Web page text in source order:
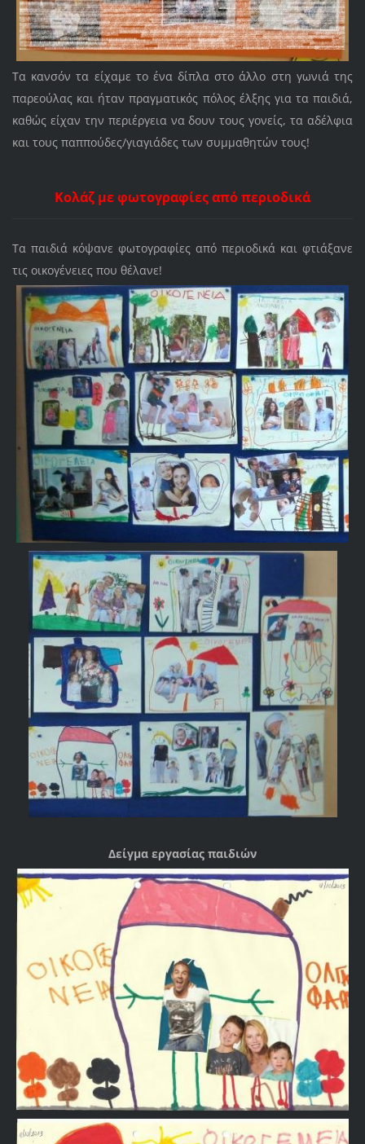
Τα κανσόν τα είχαμε το ένα δίπλα στο άλλο στη γωνιά της
παρεούλας και ήταν πραγματικός πόλος έλξης για τα παιδιά,
καθώς είχαν την περιέργεια να δουν τους γονείς, τα αδέλφια
και τους παππούδες/γιαγιάδες των συμμαθητών τους!
Κολάζ με φωτογραφίες από περιοδικά
Τα παιδιά κόψανε φωτογραφίες από περιοδικά και φτιάξανε
τις οικογένειες που θέλανε!
Δείγμα εργασίας παιδιών